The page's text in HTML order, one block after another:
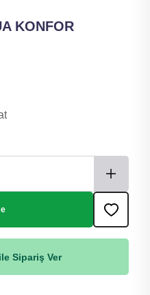
KONFOR
Sipariş Ver